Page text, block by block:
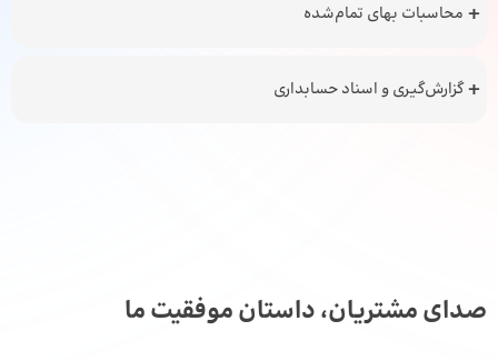
محاسبات بهای تمام‌شده
گزارش‌گیری و اسناد حسابداری
صدای مشتریان، داستان موفقیت ما